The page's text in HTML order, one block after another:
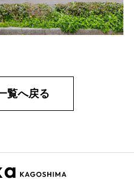
覧へ戻る